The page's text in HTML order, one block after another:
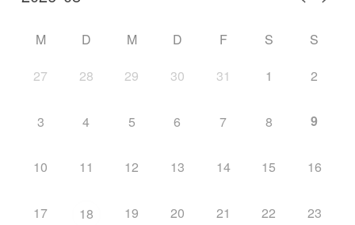
M D M D F S S
27 28 29 30 31 1 2
3 4 5 6 7 8 9
10 11 12 13 14 15 16
17 18 19 20 21 22 23